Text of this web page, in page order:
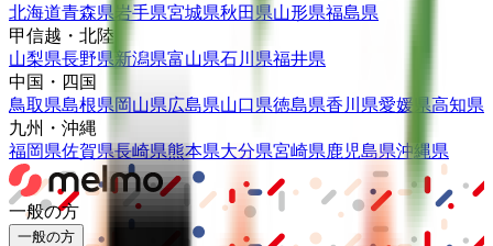
北海道青森県 岩手県宮城県秋田県山形県福島県
甲信越・北陸
山梨県長野県新潟県富山県石川県福井県
中国・四国
鳥取県島根県岡山県広島県山口県徳島県香川県愛媛県高知県
九州・沖縄
福岡県佐賀県長崎県熊本県大分県宮崎県鹿児島県沖縄県
一般の方
一般の方